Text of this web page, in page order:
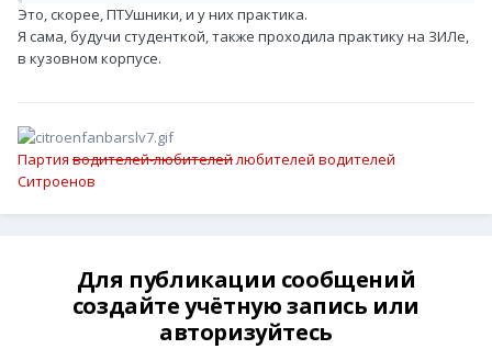
Это, скорее, ПТУшники, и у них практика.
Я сама, будучи студенткой, также проходила практику на ЗИЛе,
в кузовном корпусе.
Партия водителей-любителейлюбителей водителей
Ситроенов
Для публикации сообщений
создайте учётную запись или
авторизуйтесь